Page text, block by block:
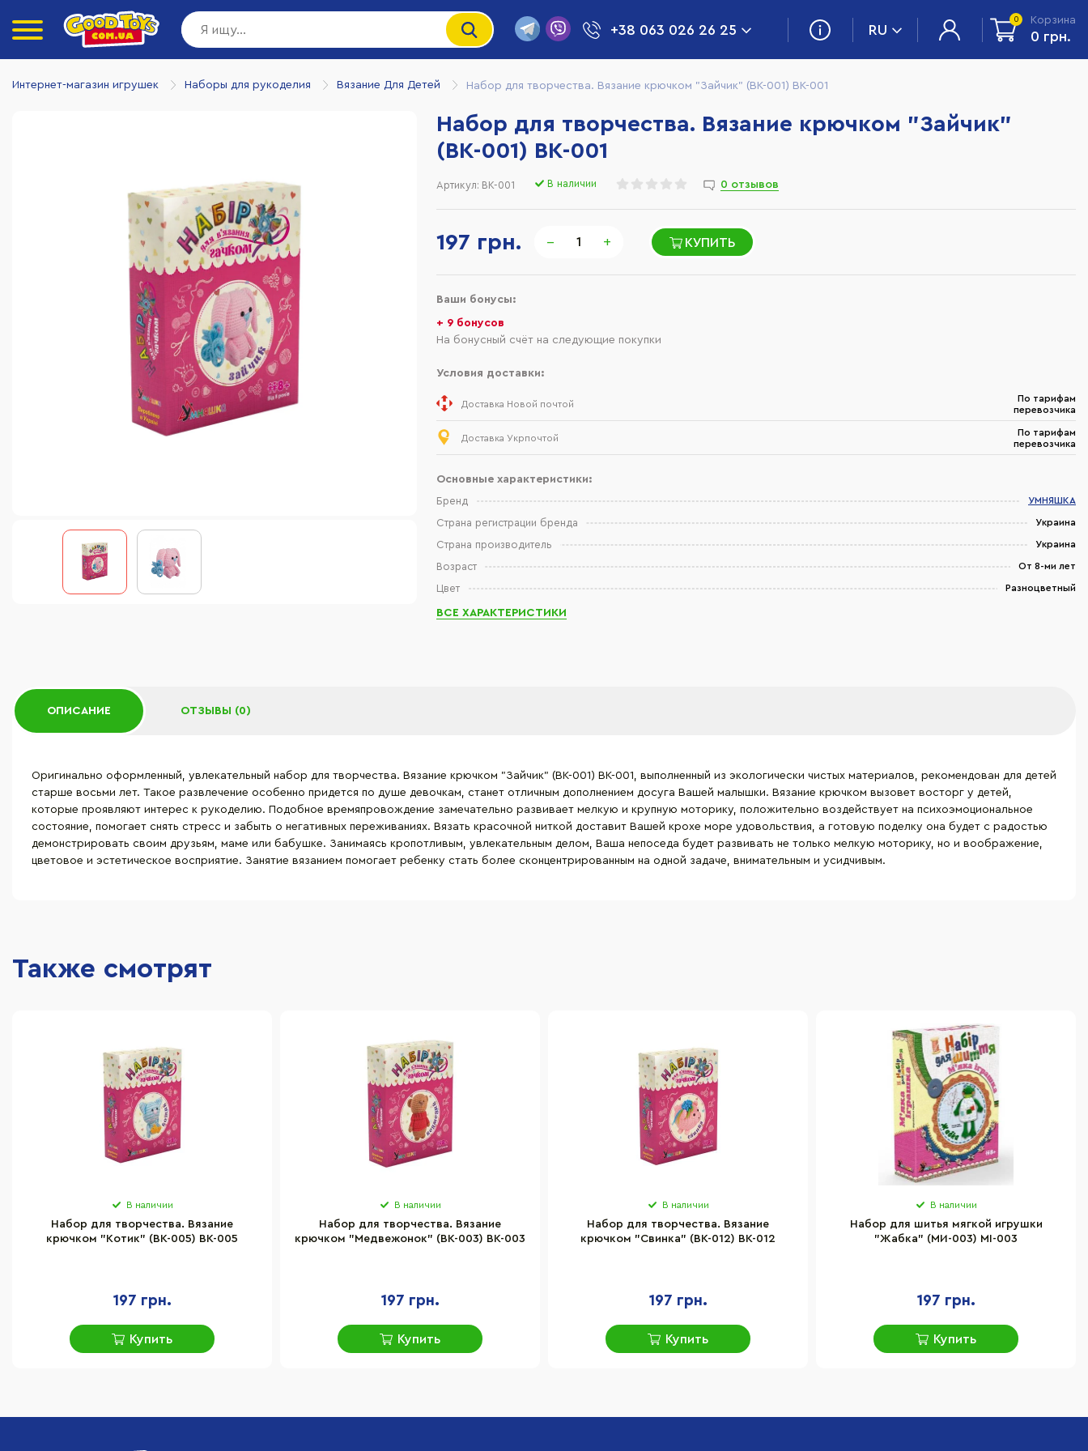
+38 063 026 26 25 RU
0 Корзина
0 грн.
Интернет-магазин игрушек Наборы для рукоделия Вязание Для Детей Набор для творчества. Вязание крючком "Зайчик" (ВК-001) BK-001
197 грн. − + КУПИТЬ
Набор для творчества. Вязание крючком "Зайчик"
(ВК-001) BK-001
Артикул: BK-001 В наличии 0 отзывов
Ваши бонусы:
+ 9 бонусов
На бонусный счёт на следующие покупки
Условия доставки:
Доставка Новой почтой
По тарифам
перевозчика
Доставка Укрпочтой
По тарифам
перевозчика
Основные характеристики:
Бренд УМНЯШКА
Страна регистрации бренда Украина
Страна производитель Украина
Возраст От 8-ми лет
Цвет Разноцветный
ВСЕ ХАРАКТЕРИСТИКИ
ОПИСАНИЕ ОТЗЫВЫ (0)
Оригинально оформленный, увлекательный набор для творчества. Вязание крючком "Зайчик" (ВК-001) BK-001, выполненный из экологически чистых материалов, рекомендован для детей
старше восьми лет. Такое развлечение особенно придется по душе девочкам, станет отличным дополнением досуга Вашей малышки. Вязание крючком вызовет восторг у детей,
которые проявляют интерес к рукоделию. Подобное времяпровождение замечательно развивает мелкую и крупную моторику, положительно воздействует на психоэмоциональное
состояние, помогает снять стресс и забыть о негативных переживаниях. Вязать красочной ниткой доставит Вашей крохе море удовольствия, а готовую поделку она будет с радостью
демонстрировать своим друзьям, маме или бабушке. Занимаясь кропотливым, увлекательным делом, Ваша непоседа будет развивать не только мелкую моторику, но и воображение,
цветовое и эстетическое восприятие. Занятие вязанием помогает ребенку стать более сконцентрированным на одной задаче, внимательным и усидчивым.
Также смотрят
В наличии
Набор для творчества. Вязание
крючком "Котик" (ВК-005) BK-005
197 грн.
Купить
В наличии
Набор для творчества. Вязание
крючком "Медвежонок" (ВК-003) BK-003
197 грн.
Купить
В наличии
Набор для творчества. Вязание
крючком "Свинка" (ВК-012) BK-012
197 грн.
Купить
В наличии
Набор для шитья мягкой игрушки
"Жабка" (МИ-003) MI-003
197 грн.
Купить